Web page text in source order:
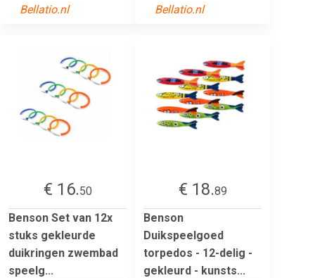
Bellatio.nl
Bellatio.nl
€ 16.50
Benson Set van 12x
stuks gekleurde
duikringen zwembad
speelg...
€ 18.89
Benson
Duikspeelgoed
torpedos - 12-delig -
gekleurd - kunsts...